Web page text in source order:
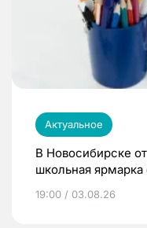
Актуальное
В Новосибирске
школьная
19:00 / 03.08.26